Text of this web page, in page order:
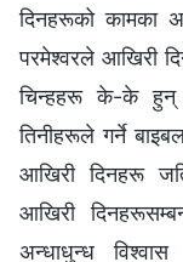
दिनहरूको कामका
परमेश्‍वरले आखिरी
चिन्हहरू के-के हुन्
तिनीहरूले गर्ने
आखिरी दिनहरू
आखिरी
अन्धाधुन्ध